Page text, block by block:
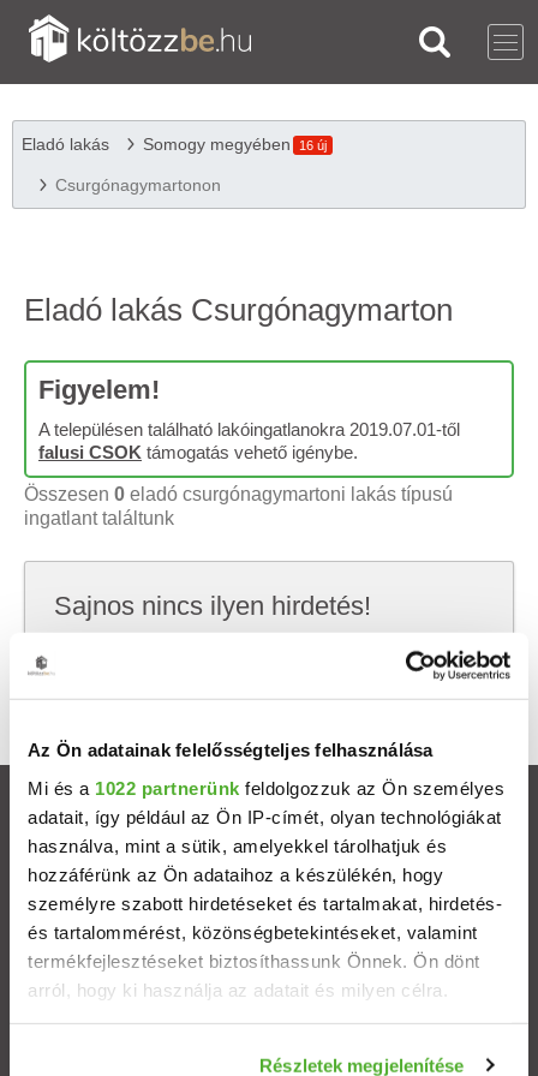
Az Ön adatainak felelősségteljes felhasználása
Mi és a 1022 partnerünk feldolgozzuk az Ön személyes
adatait, így például az Ön IP-címét, olyan technológiákat
használva, mint a sütik, amelyekkel tárolhatjuk és
hozzáférünk az Ön adataihoz a készülékén, hogy
személyre szabott hirdetéseket és tartalmakat, hirdetés-
és tartalommérést, közönségbetekintéseket, valamint
termékfejlesztéseket biztosíthassunk Önnek. Ön dönt
arról, hogy ki használja az adatait és milyen célra.
Részletek megjelenítése
Eladó lakás Somogy megyében 16 új
Csurgónagymartonon
Eladó lakás Csurgónagymarton
Figyelem!
A településen található lakóingatlanokra 2019.07.01-től
falusi CSOK támogatás vehető igénybe.
Összesen 0 eladó csurgónagymartoni lakás típusú
ingatlant találtunk
Sajnos nincs ilyen hirdetés!
Próbálj meg kevesebb szempont szerint
keresni, hátha akkor megtalálod, amit keresel.
Ingatlanok
Eladó házak
Eladó lakások